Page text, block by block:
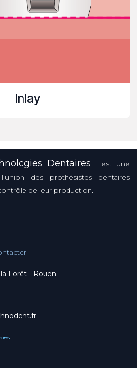
Inlay
Dentaires
est une
des prothésistes dentaires
de leur production.
Forêt - Rouen